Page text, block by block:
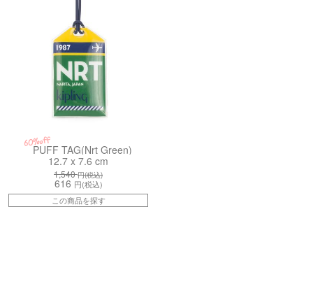
60%off
PUFF TAG(Nrt Green)
12.7 x 7.6 cm
1,540円(税込)
616 円(税込)
この商品を探す